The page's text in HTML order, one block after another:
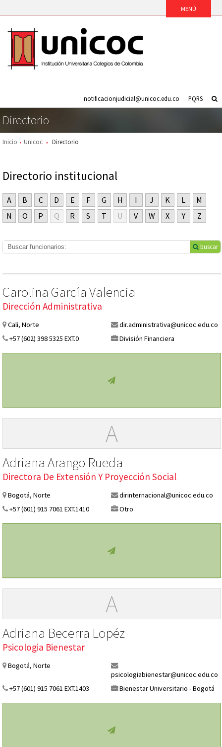
PQRS
notificacionjudicial@unicoc.edu.co
Directorio
Inicio Unicoc Directorio
Directorio institucional
A B C D E F G H I J K L
M
N
O P Q R S T U V W X Y Z
buscar
Carolina García Valencia
Dirección Administrativa
Cali, Norte
dir.administrativa@unicoc.edu.co
+57 (602) 398 5325 EXT.0
División Financiera
A
Adriana Arango Rueda
Directora De Extensión Y Proyección Social
Bogotá, Norte
dirinternacional@unicoc.edu.co
+57 (601) 915 7061 EXT.1410
Otro
A
Adriana Becerra Lopéz
Psicologia Bienestar
Bogotá, Norte
psicologiabienestar@unicoc.edu.co
+57 (601) 915 7061 EXT.1403
Bienestar Universitario - Bogotá